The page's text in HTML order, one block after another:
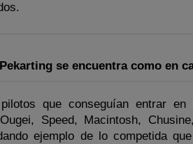
Pekarting se encuentra como en
que conseguían entrar
Speed, Macintosh,
ejemplo de lo competida